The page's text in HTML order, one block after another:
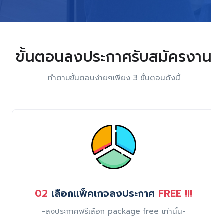
ขั้นตอนลงประกาศรับสมัครงาน
ทำตามขั้นตอนง่ายๆเพียง 3 ขั้นตอนดังนี้
02 เลือกแพ็คเกจลงประกาศ FREE !!!
-ลงประกาศฟรีเลือก package free เท่านั้น-